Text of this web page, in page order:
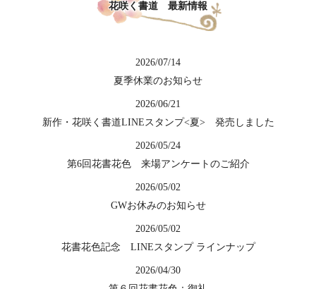
花咲く書道 最新情報
2026/07/14
夏季休業のお知らせ
2026/06/21
新作・花咲く書道LINEスタンプ<夏> 発売しました
2026/05/24
第6回花書花色 来場アンケートのご紹介
2026/05/02
GWお休みのお知らせ
2026/05/02
花書花色記念 LINEスタンプ ラインナップ
2026/04/30